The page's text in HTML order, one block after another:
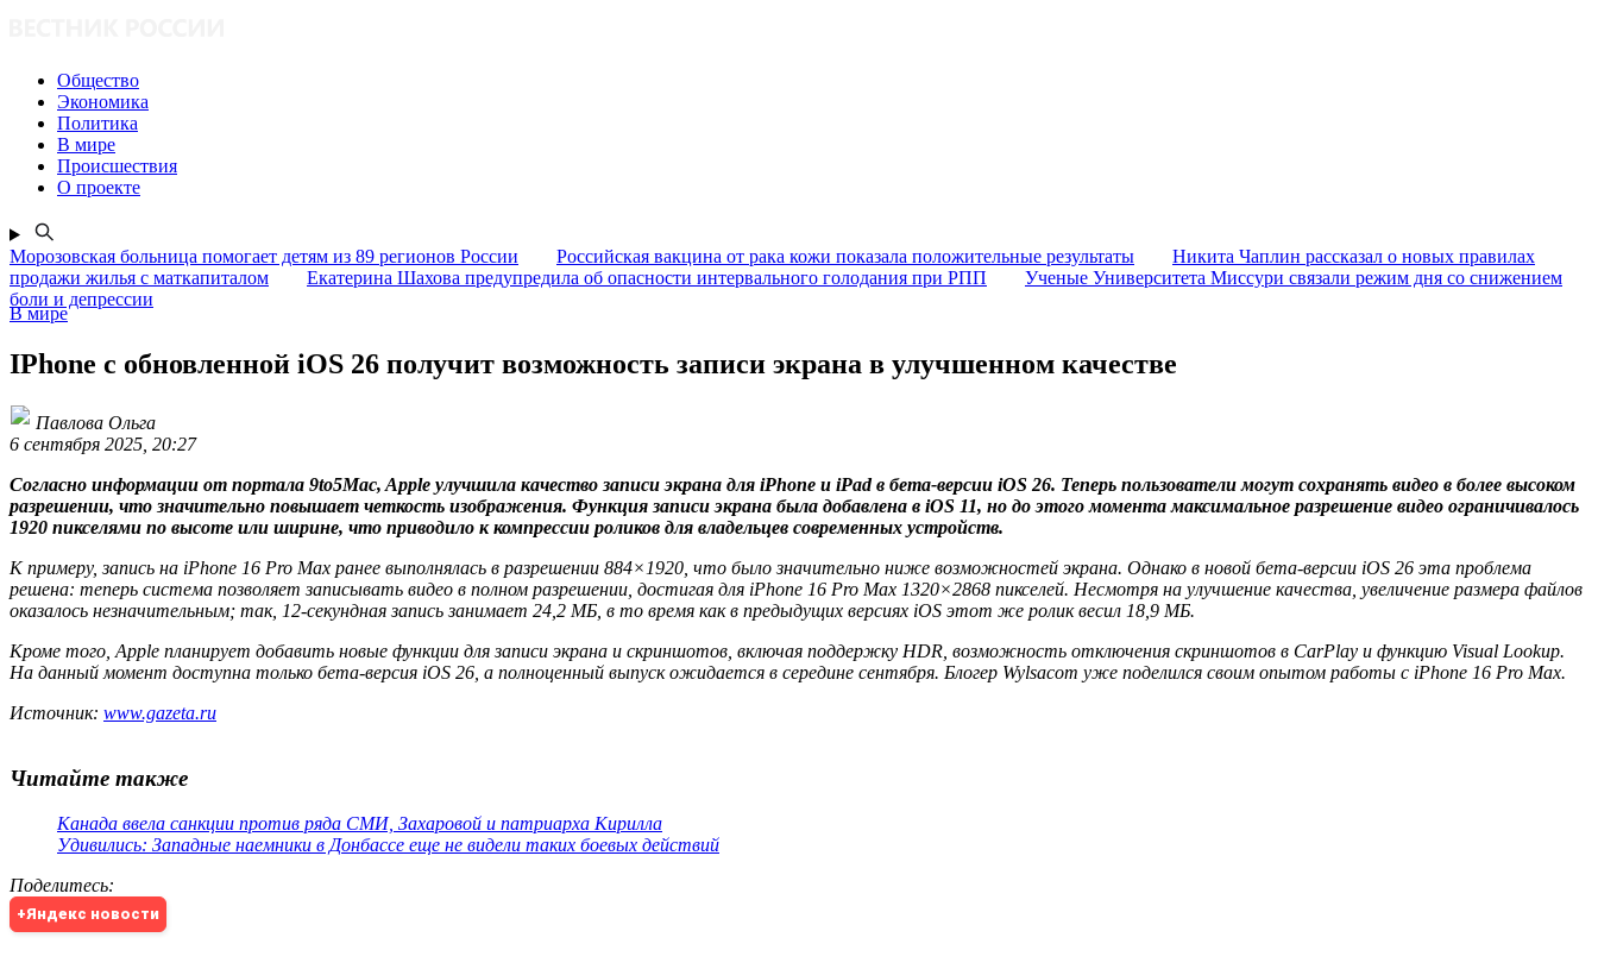
Общество
Экономика
Политика
В мире
Происшествия
О проекте
Морозовская больница помогает детям из 89 регионов России Российская вакцина от рака кожи показала положительные результаты
Никита Чаплин рассказал о новых правилах
продажи жилья с маткапиталом
Екатерина Шахова предупредила об опасности интервального голодания при РПП
Ученые Университета Миссури связали режим дня со снижением
боли и депрессии
В мире
IPhone с обновленной iOS 26 получит возможность записи экрана в улучшенном качестве
Павлова Ольга
6 сентября 2025, 20:27
Согласно информации от портала 9to5Mac, Apple улучшила качество записи экрана для iPhone и iPad в бета-версии iOS 26. Теперь пользователи могут сохранять видео в более высоком
разрешении, что значительно повышает четкость изображения. Функция записи экрана была добавлена в iOS 11, но до этого момента максимальное разрешение видео ограничивалось
1920 пикселями по высоте или ширине, что приводило к компрессии роликов для владельцев современных устройств.
К примеру, запись на iPhone 16 Pro Max ранее выполнялась в разрешении 884×1920, что было значительно ниже возможностей экрана. Однако в новой бета-версии iOS 26 эта проблема
решена: теперь система позволяет записывать видео в полном разрешении, достигая для iPhone 16 Pro Max 1320×2868 пикселей. Несмотря на улучшение качества, увеличение размера файлов
оказалось незначительным; так, 12-секундная запись занимает 24,2 МБ, в то время как в предыдущих версиях iOS этот же ролик весил 18,9 МБ.
Кроме того, Apple планирует добавить новые функции для записи экрана и скриншотов, включая поддержку HDR, возможность отключения скриншотов в CarPlay и функцию Visual Lookup.
На данный момент доступна только бета-версия iOS 26, а полноценный выпуск ожидается в середине сентября. Блогер Wylsacom уже поделился своим опытом работы с iPhone 16 Pro Max.
Источник: www.gazeta.ru
Читайте также
Канада ввела санкции против ряда СМИ, Захаровой и патриарха Кирилла
Удивились: Западные наемники в Донбассе еще не видели таких боевых действий
Поделитесь:
+Яндекс новости